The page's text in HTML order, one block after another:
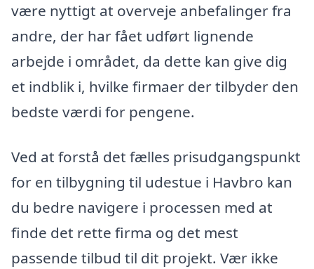
være nyttigt at overveje anbefalinger fra
andre, der har fået udført lignende
arbejde i området, da dette kan give dig
et indblik i, hvilke firmaer der tilbyder den
bedste værdi for pengene.
Ved at forstå det fælles prisudgangspunkt
for en tilbygning til udestue i Havbro kan
du bedre navigere i processen med at
finde det rette firma og det mest
passende tilbud til dit projekt. Vær ikke